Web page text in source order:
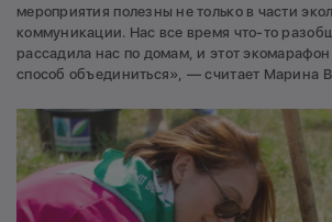
мероприятия полезны не только в части
коммуникации. Нас все время что-то
рассадила нас по домам, и этот
способ объединиться», — считает Марина